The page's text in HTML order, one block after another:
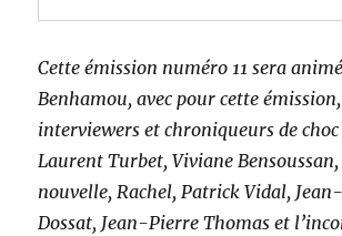
Cette émission numéro 11 sera
Benhamou, avec pour cette
interviewers et chroniqueurs de
Laurent Turbet, Viviane
nouvelle, Rachel, Patrick Vidal,
Dossat, Jean-Pierre Thomas et